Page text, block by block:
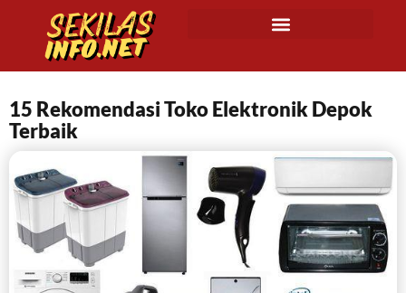
15 Rekomendasi Toko Elektronik Depok
Terbaik